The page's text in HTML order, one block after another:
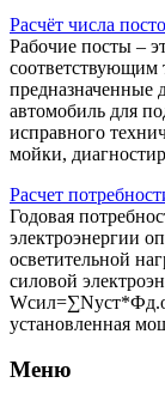
Расчёт числа
Рабочие посты –
соответствующим
предназначенные
автомобиль для
исправного
мойки,
Расчет
Годовая
электроэнергии
осветительной
силовой
установленная
Меню